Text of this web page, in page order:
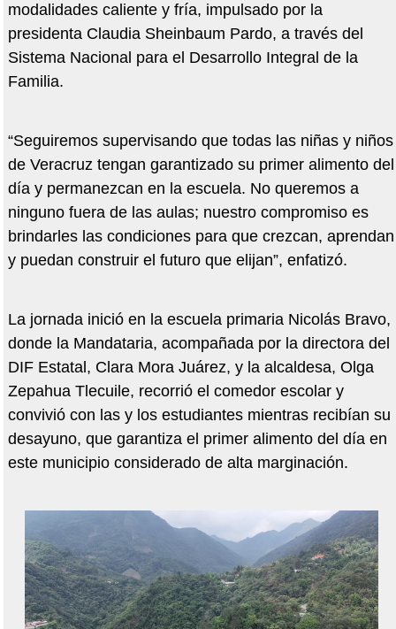
modalidades caliente y fría, impulsado por la
presidenta Claudia Sheinbaum Pardo, a través del
Sistema Nacional para el Desarrollo Integral de la
Familia.
“Seguiremos supervisando que todas las niñas y niños
de Veracruz tengan garantizado su primer alimento del
día y permanezcan en la escuela. No queremos a
ninguno fuera de las aulas; nuestro compromiso es
brindarles las condiciones para que crezcan, aprendan
y puedan construir el futuro que elijan”, enfatizó.
La jornada inició en la escuela primaria Nicolás Bravo,
donde la Mandataria, acompañada por la directora del
DIF Estatal, Clara Mora Juárez, y la alcaldesa, Olga
Zepahua Tlecuile, recorrió el comedor escolar y
convivió con las y los estudiantes mientras recibían su
desayuno, que garantiza el primer alimento del día en
este municipio considerado de alta marginación.